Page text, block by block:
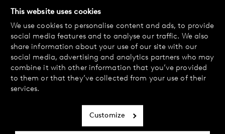
This website uses cookies
We use cookies to personalise content and ads, to provide
social media features and to analyse our traffic. We also
share information about your use of our site with our
social media, advertising and analytics partners who may
combine it with other information that you’ve provided
to them or that they’ve collected from your use of their
services.
Customize
Etsi lähin myymäläsi
Usein kysyttyä
Käyttöehdot
Tietosuojakäytäntö
Vaihdot ja palautukset
Evästekäytäntö